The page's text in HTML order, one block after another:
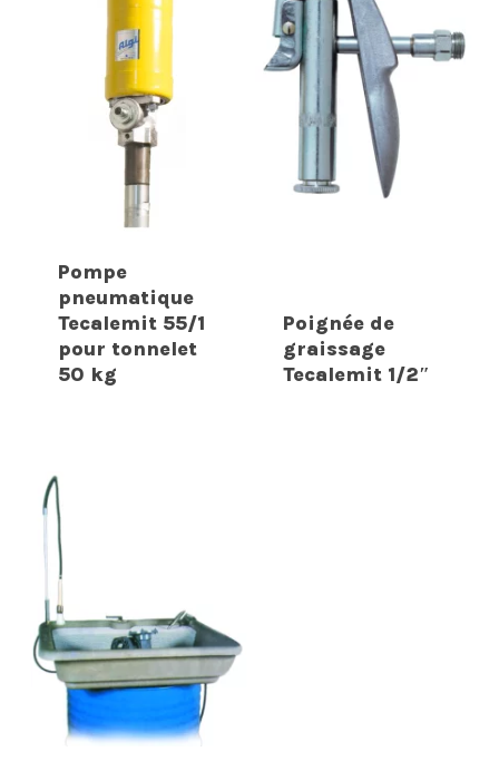
Pompe
pneumatique
Tecalemit 55/1
pour tonnelet
50 kg
Poignée de
graissage
Tecalemit 1/2″